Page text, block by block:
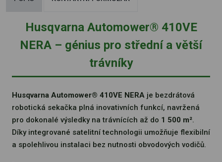
Husqvarna Automower® 410VE
NERA – génius pro střední a větší
trávníky
Husqvarna Automower® 410VE NERA je bezdrátová
robotická sekačka plná inovativních funkcí, navržená
pro dokonalé výsledky na trávnících až do 1 500 m².
Díky integrované satelitní technologii umožňuje flexibilní
a spolehlivou instalaci bez nutnosti obvodových vodičů.